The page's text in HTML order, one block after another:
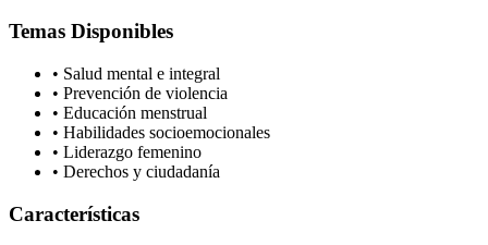
Temas Disponibles
• Salud mental e integral
• Prevención de violencia
• Educación menstrual
• Habilidades socioemocionales
• Liderazgo femenino
• Derechos y ciudadanía
Características